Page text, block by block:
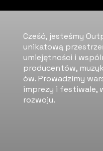
Cześć, jesteśmy
unikatową
umiejętności i
producentów,
ów. Prowadzimy
imprezy i festiwale,
rozwoju.